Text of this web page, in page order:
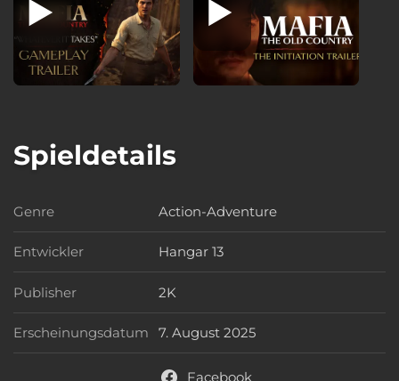
Spieldetails
Genre Genre
Action-Adventure
Entwickler Entwickler
Hangar 13
Publisher Publisher
2K
Erscheinungsdatum Erscheinungsdatum
7. August 2025
Facebook